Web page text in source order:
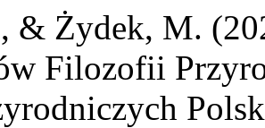
& Żydek, M.
Filozofii